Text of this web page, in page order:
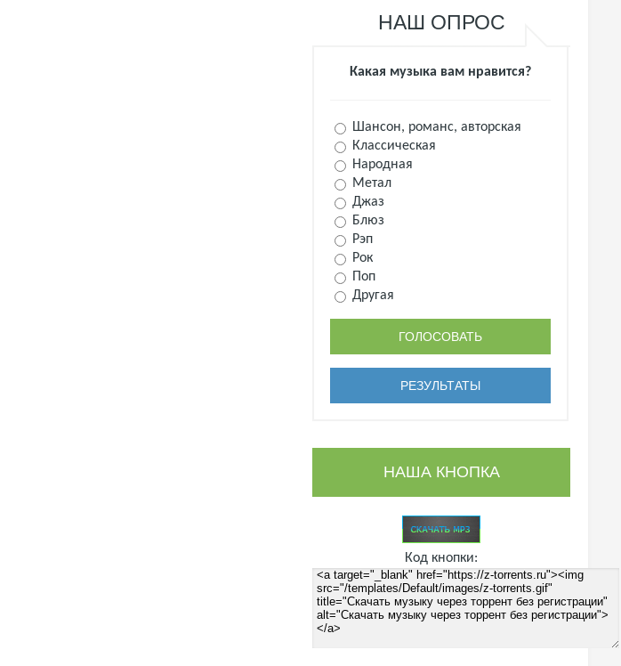
НАШ ОПРОС
Какая музыка вам нравится?
Шансон, романс, авторская
Классическая
Народная
Метал
Джаз
Блюз
Рэп
Рок
Поп
Другая
НАША КНОПКА
Код кнопки: